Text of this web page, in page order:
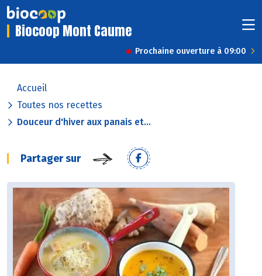
Biocoop Mont Caume
Prochaine ouverture à 09:00
Accueil
Toutes nos recettes
Douceur d'hiver aux panais et...
Partager sur